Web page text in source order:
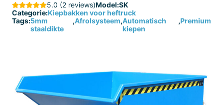
5.0 (2 reviews)Model:SK
Categorie:Kiepbakken voor heftruck
Tags:5mm
staaldikte
,Afrolsysteem,Automatisch
kiepen
,Premium